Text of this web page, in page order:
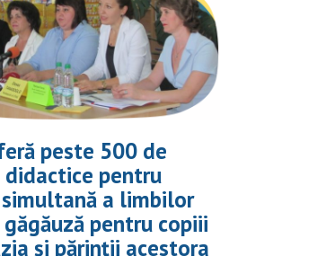
peste 500 de
pentru
a limbilor
pentru copiii
și părinții acestora